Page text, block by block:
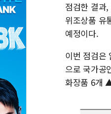
점검한 결과
위조상품 유
예정이다.
이번 점검은
으로 국가
화장품 6개